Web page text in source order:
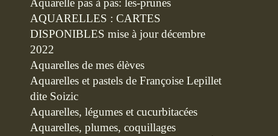
Aquarelle pas à pas: les-prunes
AQUARELLES : CARTES
DISPONIBLES mise à jour décembre
2022
Aquarelles de mes élèves
Aquarelles et pastels de Françoise Lepillet
dite Soizic
Aquarelles, légumes et cucurbitacées
Aquarelles, plumes, coquillages